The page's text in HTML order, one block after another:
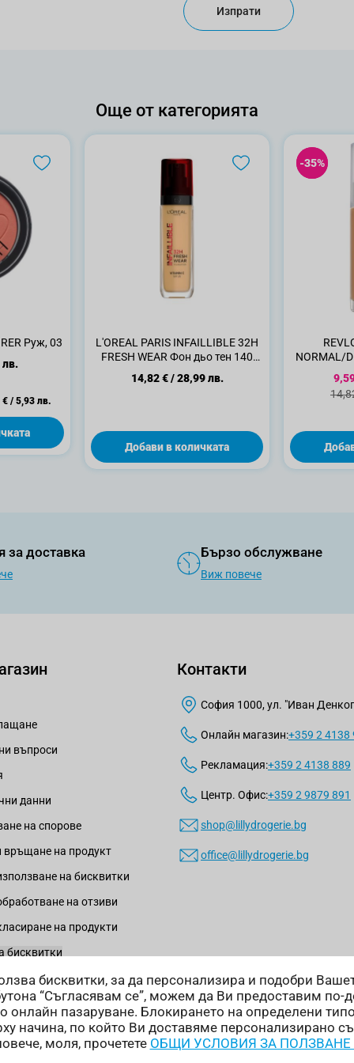
бисквитки, за да персонализира и подобри
“Съгласявам се”, можем да Ви предоставим по-
онлайн пазаруване. Блокирането на определени
начина, по който Ви доставяме персонализирано
моля, прочетете ОБЩИ УСЛОВИЯ ЗА ПОЛЗВАНЕ
Изпрати
Още от категорията
LLUMS SECRET ADMIRER Руж, 03
лв.
€/ 5,93 лв.
L'OREAL PARIS INFAILLIBLE 32H
FRESH WEAR Фон дьо тен 140
14,82 €/28,99 лв.
Добави в количката
-35%
-35%
NORMAL/
за доставка Бързо обслужване
Виж повече
въпроси
данни
на спорове
връщане на продукт
на бисквитки
на отзиви
на продукти
бисквитки
Контакти
София 1000, ул. "Иван
Онлайн магазин:+359 2 4138
Рекламация:+359 2 4138 889
Центр. Офис:+359 2 9879 891
shop@lillydrogerie.bg
office@lillydrogerie.bg
Начини на доставка: